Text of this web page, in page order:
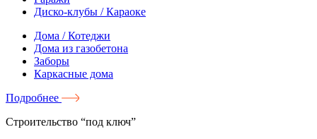
Диско-клубы / Караоке
Дома / Котеджи
Дома из газобетона
Заборы
Каркасные дома
Подробнее
Строительство “под ключ”